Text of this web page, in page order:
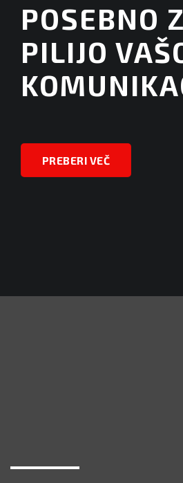
POSEBNO
PILIJO
PREBERI VEČ